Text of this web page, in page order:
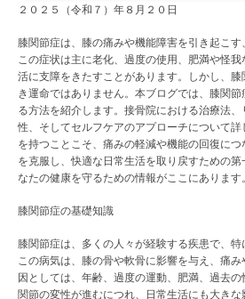
２０２５（令和７）年８月２０日
膝関節症は、膝の痛みや機能障害を引き起こす
この症状は主に老化、過度の使用、肥満や怪
活に支障をきたすことがあります。しかし、
き運命ではありません。本ブログでは、膝関
る方法を紹介します。接骨院における治療法
性、そしてセルフケアのアプローチについて
を持つことこそ、痛みの軽減や機能の回復に
を克服し、快適な日常生活を取り戻すための
なたの健康を守るための情報がここにあります。
膝関節症の基礎知識
膝関節症は、多くの人々が経験する疾患で、特
この病気は、膝の骨や軟骨に影響を与え、痛
因としては、年齢、過度の運動、肥満、過去
関節の変性が進むにつれ、日常生活にも大きな